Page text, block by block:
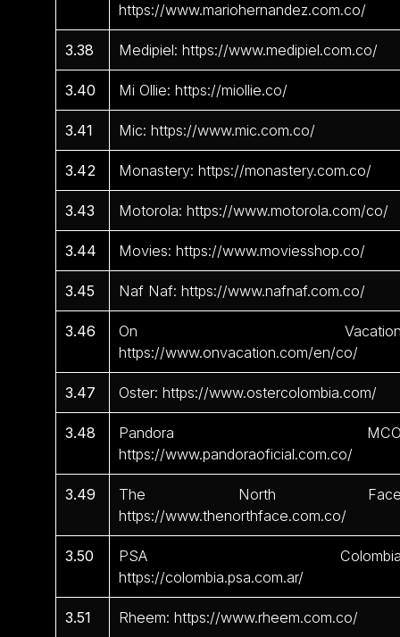
https://www.mariohernandez.com.co/
3.38 Medipiel: https://www.medipiel.com.co/
3.40 Mi Ollie: https://miollie.co/
3.41 Mic: https://www.mic.com.co/
3.42 Monastery: https://monastery.com.co/
3.43 Motorola: https://www.motorola.com/co/
3.44 Movies: https://www.moviesshop.co/
3.45 Naf Naf: https://www.nafnaf.com.co/
3.46
On
https://www.onvacation.com/en/co/
3.47 Oster: https://www.ostercolombia.com/
3.48
Pandora
https://www.pandoraoficial.com.co/
3.49
The North
https://www.thenorthface.com.co/
3.50
PSA
https://colombia.psa.com.ar/
3.51 Rheem: https://www.rheem.com.co/